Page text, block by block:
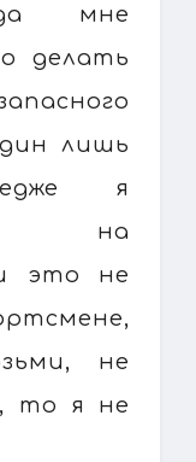
мне
делать
лишь
я
на
это не
не
то я не